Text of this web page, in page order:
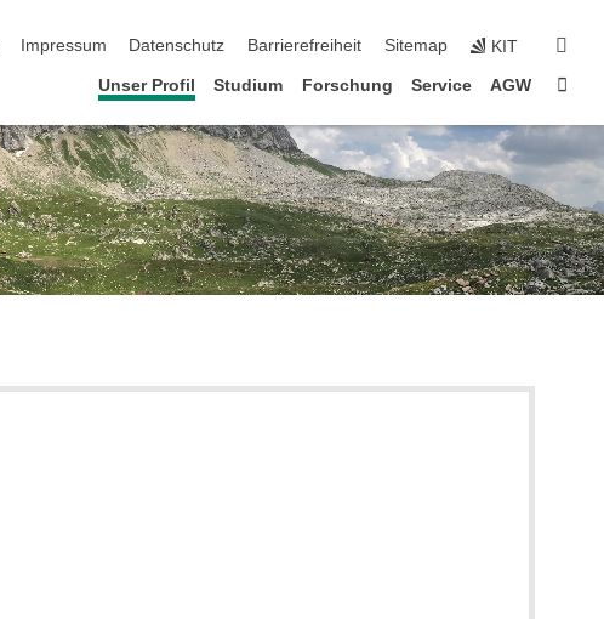
Impressum Datenschutz Barrierefreiheit Sitemap KIT
Unser Profil Studium Forschung Service AGW